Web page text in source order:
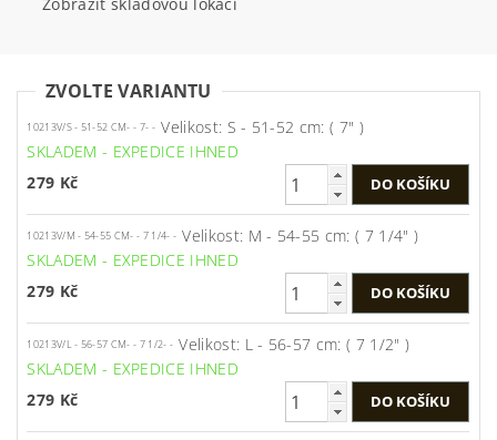
ZVOLTE VARIANTU
10213V/S - 51-52 CM- - 7- - Velikost: S - 51-52 cm: ( 7" )
SKLADEM - EXPEDICE IHNED
279 Kč
10213V/M - 54-55 CM- - 7 1/4- - Velikost: M - 54-55 cm: ( 7 1/4" )
SKLADEM - EXPEDICE IHNED
279 Kč
10213V/L - 56-57 CM- - 7 1/2- - Velikost: L - 56-57 cm: ( 7 1/2" )
SKLADEM - EXPEDICE IHNED
279 Kč